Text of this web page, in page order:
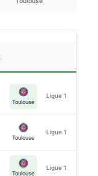
Toulouse
Ligue 1
Toulouse
Ligue 1
Toulouse
Ligue 1